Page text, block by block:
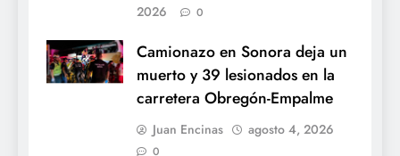
2026
0
Camionazo en Sonora deja un
muerto y 39 lesionados en la
carretera Obregón-Empalme
Juan Encinas agosto 4, 2026
0